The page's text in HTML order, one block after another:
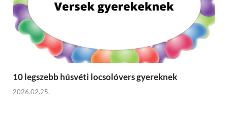
10 legszebb húsvéti locsolóvers gyereknek
2026.02.25.